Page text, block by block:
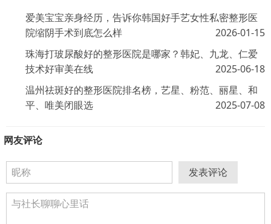
爱美宝宝亲身经历，告诉你韩国好手艺女性私密整形医
院缩阴手术到底怎么样
2026-01-15
珠海打玻尿酸好的整形医院是哪家？韩妃、九龙、仁爱
技术好审美在线
2025-06-18
温州祛斑好的整形医院排名榜，艺星、粉范、丽星、和
平、唯美闭眼选
2025-07-08
网友评论
发表评论